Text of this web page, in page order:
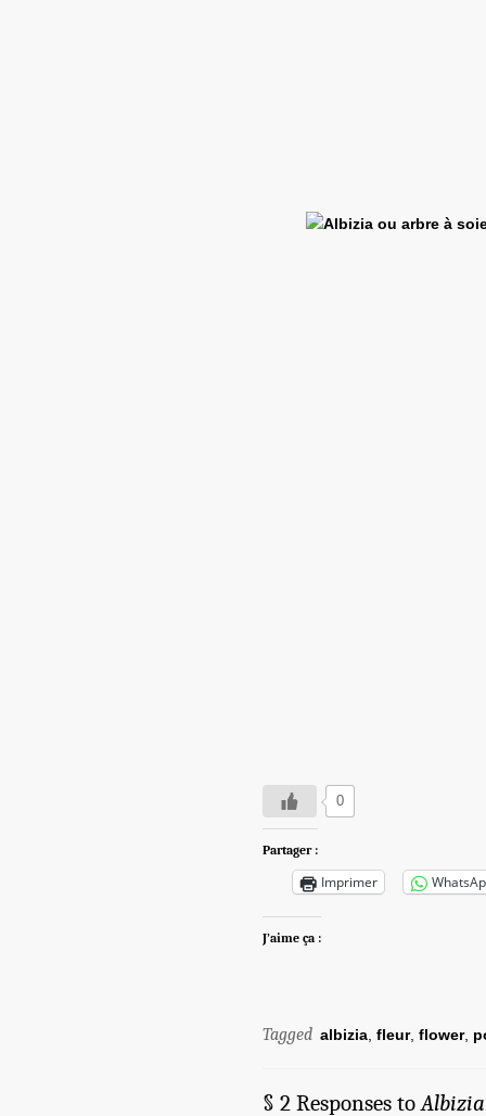
0
Partager :
Imprimer
J’aime ça :
Tagged albizia fleur, flower,
§ 2 Responses to